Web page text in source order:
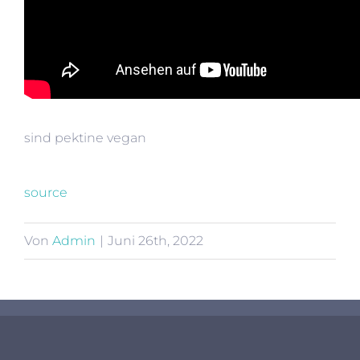
sind pektine vegan
source
Von Admin | Juni 26th, 2022